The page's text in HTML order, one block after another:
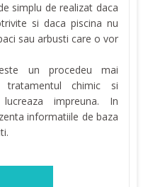
simplu de realizat daca
si daca piscina nu
sau arbusti care o vor
un procedeu mai
chimic si
impreuna. In
informatiile de baza